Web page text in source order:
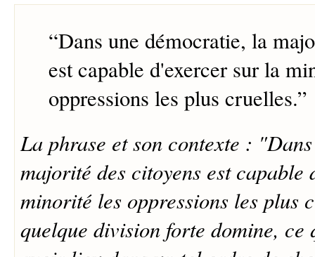
“Dans une démocratie, la
est capable d'exercer sur la
oppressions les plus cruelles.”
La phrase et son contexte :
majorité des citoyens est
minorité les oppressions les plus
quelque division forte domine, ce